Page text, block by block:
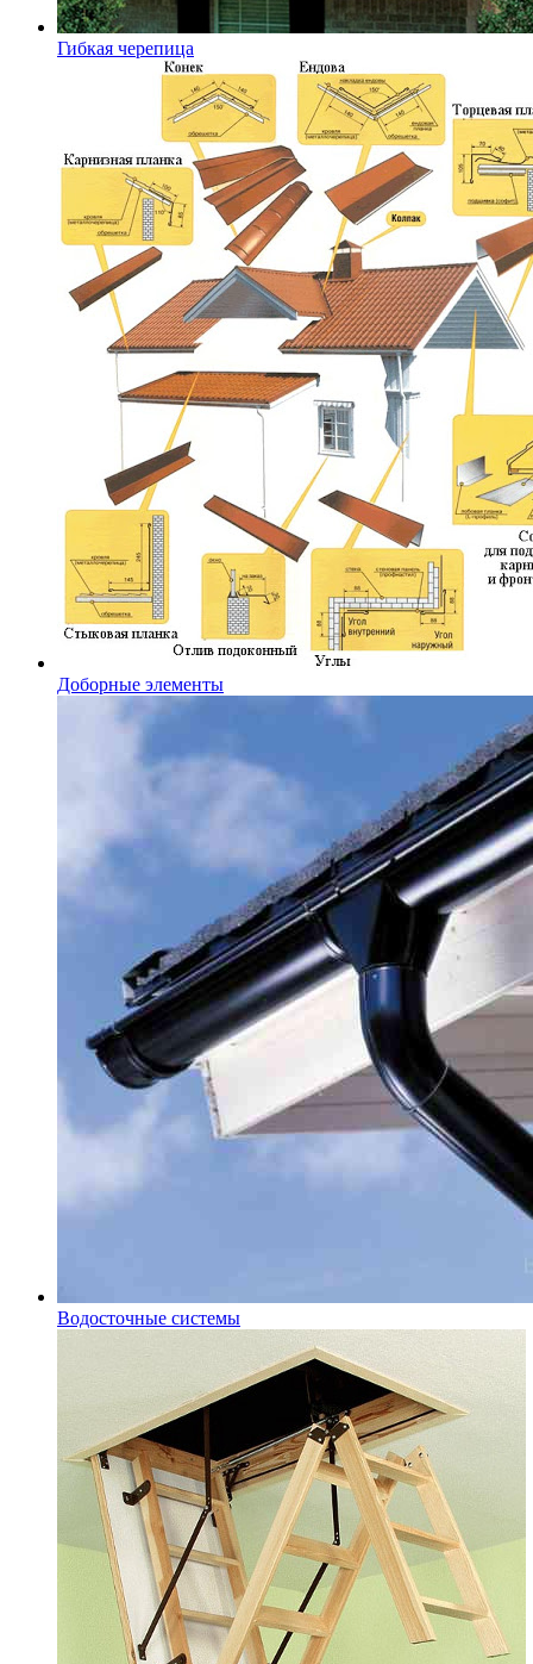
Гибкая черепица
Доборные элементы
Водосточные системы